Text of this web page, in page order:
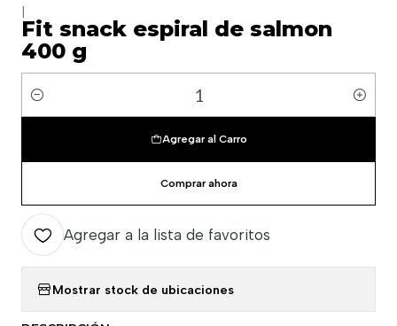
Fit snack espiral de salmon
400 g
Cantidad
Agregar al Carro
Comprar ahora
Agregar a la lista de favoritos
Mostrar stock de ubicaciones